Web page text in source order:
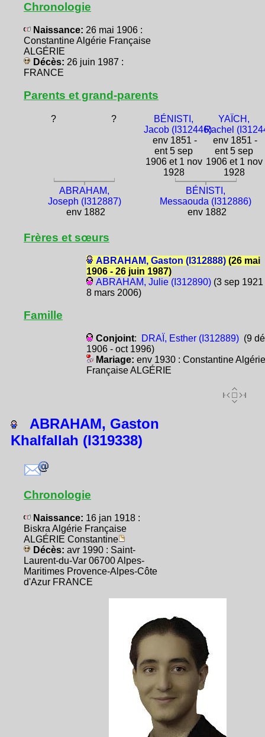
Chronologie
Naissance: 26 mai 1906 :
Constantine Algérie Française
ALGÉRIE
Décès: 26 juin 1987 :
FRANCE
Parents et grand-parents
? ?
BÉNISTI,
Jacob (I312446)
env 1851 -
ent 5 sep
1906 et 1 nov
1928
YAÏCH,
Rachel
env 1851 -
ent 5 sep
1906 et 1 nov
1928
ABRAHAM,
Joseph (I312887)
env 1882
BÉNISTI,
Messaouda (I312886)
env 1882
Frères et sœurs
ABRAHAM, Gaston (I312888)(26 mai
1906 - 26 juin 1987)
ABRAHAM, Julie (I312890)(3 sep 1921
8 mars 2006)
Famille
Conjoint: DRAÏ, Esther (I312889)(9
1906 - oct 1996)
Mariage: env 1930 : Constantine Algérie
Française ALGÉRIE
ABRAHAM, Gaston
Khalfallah (I319338)
Chronologie
Naissance: 16 jan 1918 :
Biskra Algérie Française
ALGÉRIE Constantine
Décès: avr 1990 : Saint-
Laurent-du-Var 06700 Alpes-
Maritimes Provence-Alpes-Côte
d'Azur FRANCE